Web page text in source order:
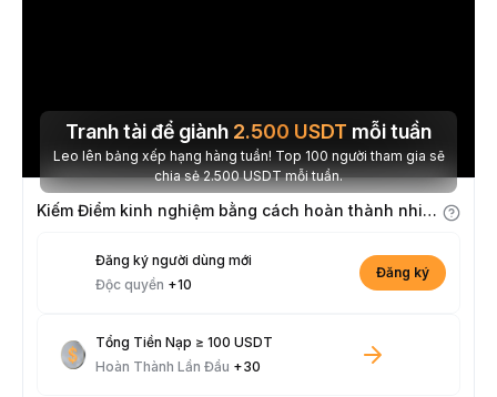
Tranh tài để giành 2.500 USDT mỗi tuần
Leo lên bảng xếp hạng hàng tuần! Top 100 người tham gia sẽ
chia sẻ 2.500 USDT mỗi tuần.
Kiếm Điểm kinh nghiệm bằng cách hoàn thành nhiệm vụ
Đăng ký người dùng mới
Độc quyền +10
Đăng ký
Tổng Tiền Nạp ≥ 100 USDT
Hoàn Thành Lần Đầu +30